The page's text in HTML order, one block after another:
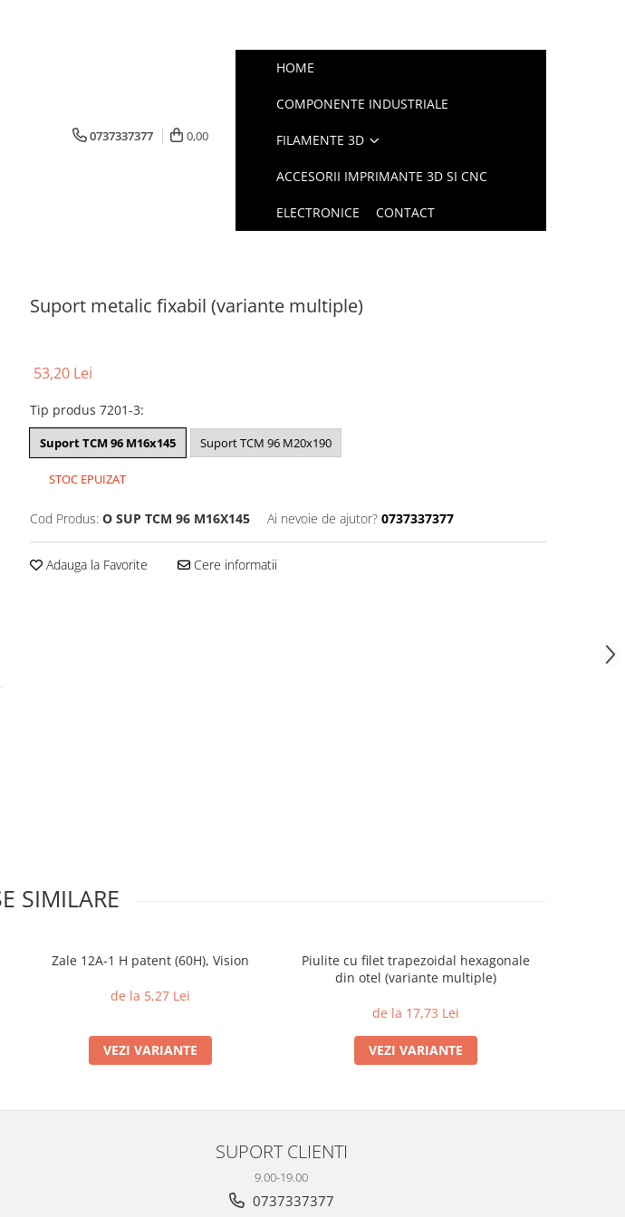
0737337377 0,00
HOME
COMPONENTE INDUSTRIALE
FILAMENTE 3D
ACCESORII IMPRIMANTE 3D SI CNC
ELECTRONICE CONTACT
Suport metalic fixabil (variante multiple)
53,20 Lei
Tip produs 7201-3:
Suport TCM 96 M16x145 Suport TCM 96 M20x190
STOC EPUIZAT
Cod Produs: O SUP TCM 96 M16X145 Ai nevoie de ajutor? 0737337377
Adauga la Favorite Cere informatii
SIMILARE
Zale 12A-1 H patent (60H), Vision
de la 5,27 Lei
VEZI VARIANTE
Piulite cu filet trapezoidal hexagonale
din otel (variante multiple)
de la 17,73 Lei
VEZI VARIANTE
SUPORT CLIENTI
9.00-19.00
0737337377